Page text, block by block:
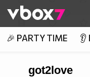
👾
🎉 PARTY TIME
got2love